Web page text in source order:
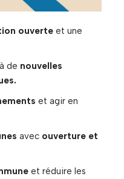
ouverte et une
à de nouvelles
et agir en
avec ouverture et
et réduire les